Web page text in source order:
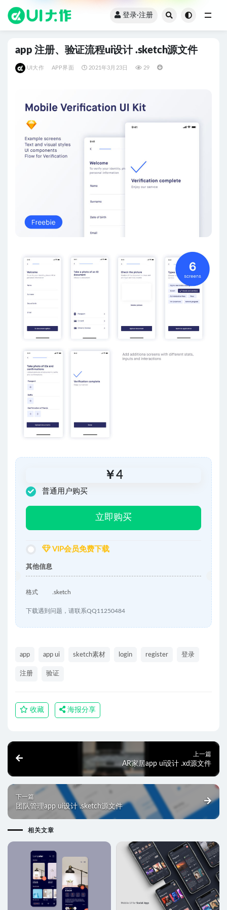
登录·注册
app 注册、验证流程ui设计 .sketch源文件
UI大作 APP界面 2021年3月23日 29
￥4
普通用户购买
立即购买
VIP会员免费下载
其他信息
格式 .sketch
下载遇到问题，请联系QQ11250484
app app ui sketch素材 login register 登录
注册 验证
收藏 海报分享
上一篇
AR家居app ui设计 .xd源文件
下一篇
团队管理app ui设计 .sketch源文件
相关文章